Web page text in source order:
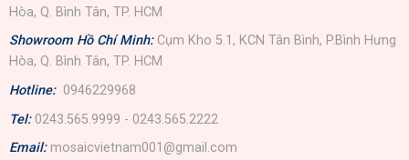
Hòa, Q. Bình Tân, TP. HCM
Showroom Hồ Chí Minh: Cụm Kho 5.1, KCN Tân Bình, P.Bình Hưng
Hòa, Q. Bình Tân, TP. HCM
Hotline: 0946229968
Tel: 0243.565.9999 - 0243.565.2222
Email: mosaicvietnam001@gmail.com